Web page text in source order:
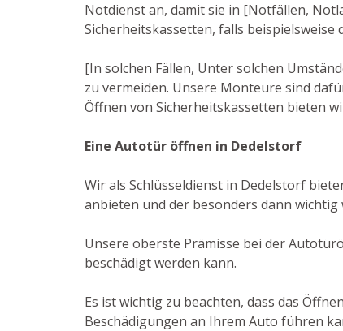
Notdienst an, damit sie in [Notfällen,
Sicherheitskassetten, falls
[In solchen Fällen, Unter solchen
zu vermeiden. Unsere Monteure sind
Öffnen von Sicherheitskassetten bieten
Eine Autotür öffnen in Dedelstorf
Wir als Schlüsseldienst in Dedelstorf
anbieten und der besonders dann
Unsere oberste Prämisse bei der
beschädigt werden kann.
Es ist wichtig zu beachten, dass das
Beschädigungen an Ihrem Auto führen